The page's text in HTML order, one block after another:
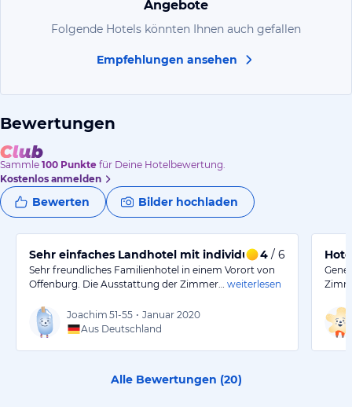
Angebote
Folgende Hotels könnten Ihnen auch gefallen
Empfehlungen ansehen
Bewertungen
Sammle 100 Punkte für Deine Hotelbewertung.
Kostenlos anmelden
Bewerten Bilder hochladen
Sehr einfaches Landhotel mit individuellem Charme
4 / 6
Sehr freundliches Familienhotel in einem Vorort von
Offenburg. Die Ausstattung der Zimmer…
weiterlesen
Joachim 51-55 • Januar 2020
Aus Deutschland
Alle Bewertungen (20)